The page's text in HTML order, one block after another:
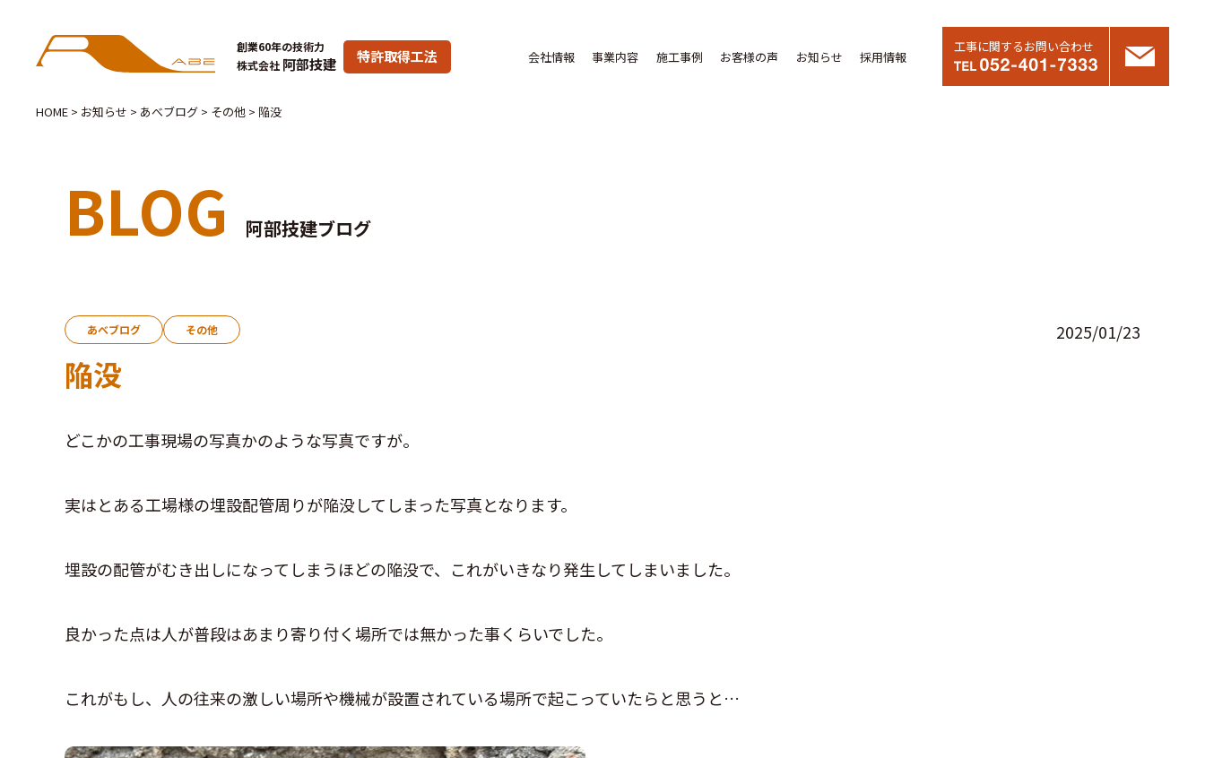
創業60年の技術力
株式会社 阿部技建 特許取得工法 会社情報 事業内容 施工事例 お客様の声 お知らせ 採用情報
工事に関するお問い合わせ
HOME > お知らせ > あべブログ > その他 > 陥没
BLOG 阿部技建ブログ
あべブログ その他 2025/01/23
陥没
どこかの工事現場の写真かのような写真ですが。
実はとある工場様の埋設配管周りが陥没してしまった写真となります。
埋設の配管がむき出しになってしまうほどの陥没で、これがいきなり発生してしまいました。
良かった点は人が普段はあまり寄り付く場所では無かった事くらいでした。
これがもし、人の往来の激しい場所や機械が設置されている場所で起こっていたらと思うと…